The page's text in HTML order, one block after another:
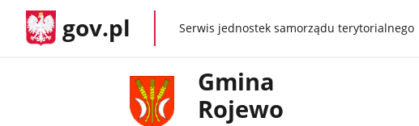
gov.pl gov.plSerwis jednostek samorządu terytorialnego
Gmina
Rojewo